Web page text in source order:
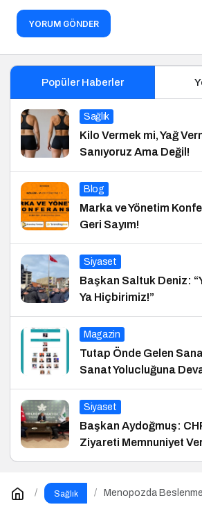
YORUM GÖNDER
Popüler Haberler
Sağlık
Kilo Vermek mi, Yağ
Sanıyoruz Ama Değil!
Blog
Marka ve Yönetim
Geri Sayım!
Siyaset
Başkan Saltuk Deniz:
Ya Hiçbirimiz!”
Magazin
Tutap Önde Gelen
Sanat Yolucluğuna
Siyaset
Başkan Aydoğmuş:
Ziyareti Memnuniyet
Sağlık
Menopozda